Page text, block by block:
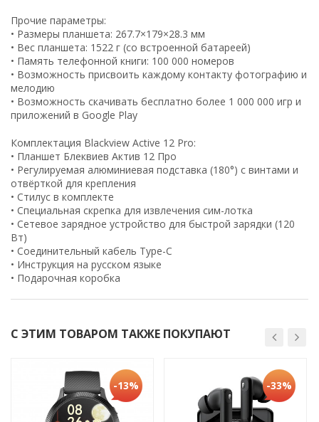
Прочие параметры:
• Размеры планшета: 267.7×179×28.3 мм
• Вес планшета: 1522 г (со встроенной батареей)
• Память телефонной книги: 100 000 номеров
• Возможность присвоить каждому контакту фотографию и
мелодию
• Возможность скачивать бесплатно более 1 000 000 игр и
приложений в Google Play
Комплектация Blackview Active 12 Pro:
• Планшет Блеквиев Актив 12 Про
• Регулируемая алюминиевая подставка (180°) с винтами и
отвёрткой для крепления
• Стилус в комплекте
• Специальная скрепка для извлечения сим-лотка
• Сетевое зарядное устройство для быстрой зарядки (120
Вт)
• Соединительный кабель Type-C
• Инструкция на русском языке
• Подарочная коробка
С ЭТИМ ТОВАРОМ ТАКЖЕ ПОКУПАЮТ
-13% -33%